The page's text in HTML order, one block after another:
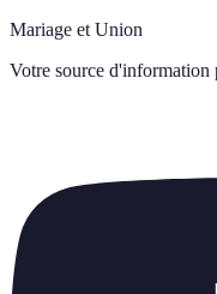
Mariage et Union
Votre source d'information